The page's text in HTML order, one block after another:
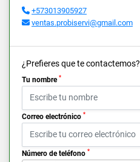
+573013905927
ventas.probiservi@gmail.com
¿Prefieres que te contactemos?
Tu nombre *
Correo electrónico *
Número de teléfono *